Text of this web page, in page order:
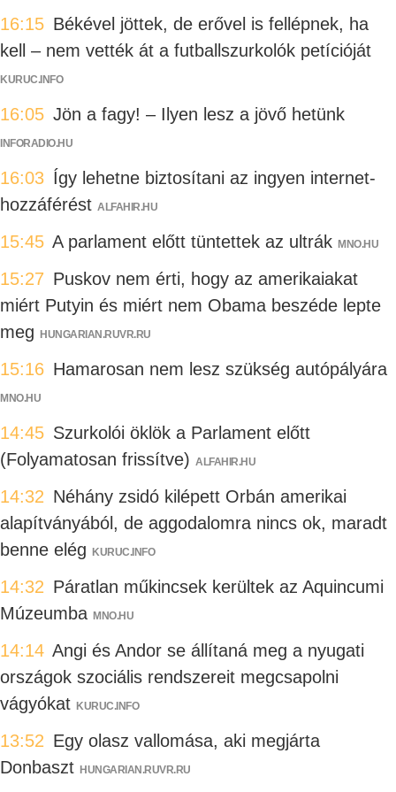
16:15 Békével jöttek, de erővel is fellépnek, ha
kell – nem vették át a futballszurkolók petícióját
KURUC.INFO
16:05 Jön a fagy! – Ilyen lesz a jövő hetünk
INFORADIO.HU
16:03 Így lehetne biztosítani az ingyen internet-
hozzáférést ALFAHIR.HU
15:45 A parlament előtt tüntettek az ultrák MNO.HU
15:27 Puskov nem érti, hogy az amerikaiakat
miért Putyin és miért nem Obama beszéde lepte
meg
HUNGARIAN.RUVR.RU
15:16 Hamarosan nem lesz szükség autópályára
MNO.HU
14:45 Szurkolói öklök a Parlament előtt
(Folyamatosan frissítve) ALFAHIR.HU
14:32 Néhány zsidó kilépett Orbán amerikai
alapítványából, de aggodalomra nincs ok, maradt
benne elég
KURUC.INFO
14:32 Páratlan műkincsek kerültek az Aquincumi
Múzeumba MNO.HU
14:14 Angi és Andor se állítaná meg a nyugati
országok szociális rendszereit megcsapolni
vágyókat KURUC.INFO
13:52 Egy olasz vallomása, aki megjárta
Donbaszt HUNGARIAN.RUVR.RU